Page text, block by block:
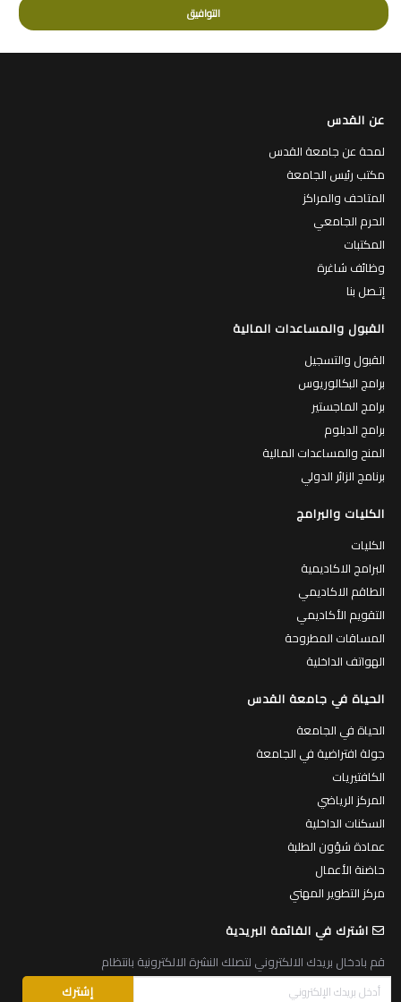
التوافيق
عن القدس
لمحة عن جامعة القدس
مكتب رئيس الجامعة
المتاحف والمراكز
الحرم الجامعي
المكتبات
وظائف شاغرة
إتـصل بنا
القبول والمساعدات المالية
القبول والتسجيل
برامج البكالوريوس
برامج الماجستير
برامج الدبلوم
المنح والمساعدات المالية
برنامج الزائر الدولي
الكليات والبرامج
الكليات
البرامج الاكاديمية
الطاقم الاكاديمي
التقويم الأكاديمي
المساقات المطروحة
الهواتف الداخلية
الحياة في جامعة القدس
الحياة في الجامعة
جولة افتراضية في الجامعة
الكافتيريات
المركز الرياضي
السكنات الداخلية
عمادة شؤون الطلبة
حاضنة الأعمال
مركز التطوير المهني
اشترك في القائمة البريدية
قم بادخال بريدك الالكتروني لتصلك النشرة الالكترونية بانتظام